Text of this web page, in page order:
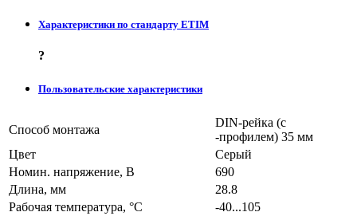
Характеристики по стандарту ETIM
?
Пользовательские характеристики
Способ монтажа
DIN-рейка (с
-профилем) 35 мм
Цвет
Серый
Номин. напряжение, В
690
Длина, мм
28.8
Рабочая температура, °C
-40...105